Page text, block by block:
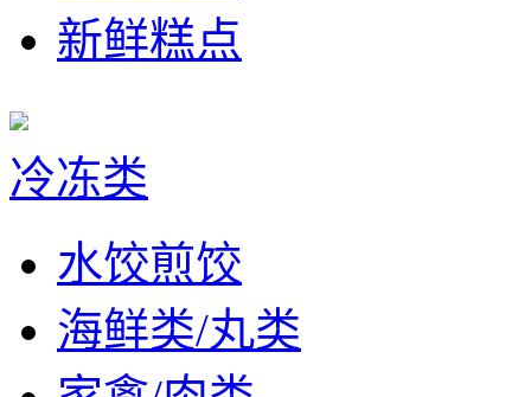
新鲜糕点
冷冻类
水饺煎饺
海鲜类/丸类